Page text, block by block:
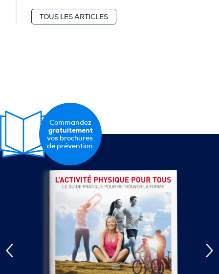
TOUS LES ARTICLES
Commandez
gratuitement
vos brochures
de prévention